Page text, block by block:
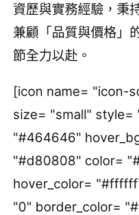
資歷與實務經驗，秉
兼顧「品質與價格」
節全力以赴。
[icon name= "icon-
size= "small" style=
"#464646"
"#d80808" color=
hover_color=
"0" border_color=